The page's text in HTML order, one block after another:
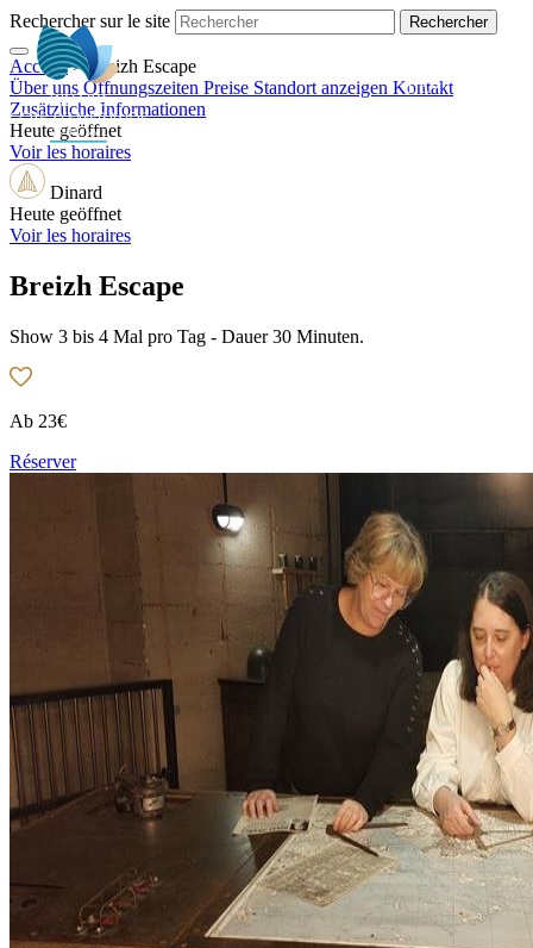
Rechercher sur le site
DE
Accueil>Breizh Escape
Über uns Öffnungszeiten Preise Standort anzeigen Kontakt
Zusätzliche Informationen
Heute geöffnet
Voir les horaires
Dinard
Heute geöffnet
Voir les horaires
Breizh Escape
Show 3 bis 4 Mal pro Tag - Dauer 30 Minuten.
Ab 23€
Réserver